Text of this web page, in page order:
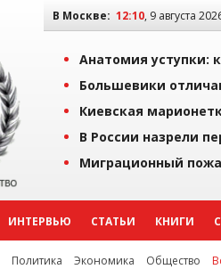
В Москве: 12:10, 9 августа
Анатомия уступки:
Большевики
Киевская
В России назрели
Миграционный
ИНТЕРВЬЮ СТАТЬИ КНИГИ
Политика Экономика Общество